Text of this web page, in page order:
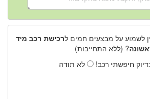
לשמוע על מבצעים חמים לרכישת רכב מיד
? (ללא התחייבות)
חיפשתי רכב!
לא תודה